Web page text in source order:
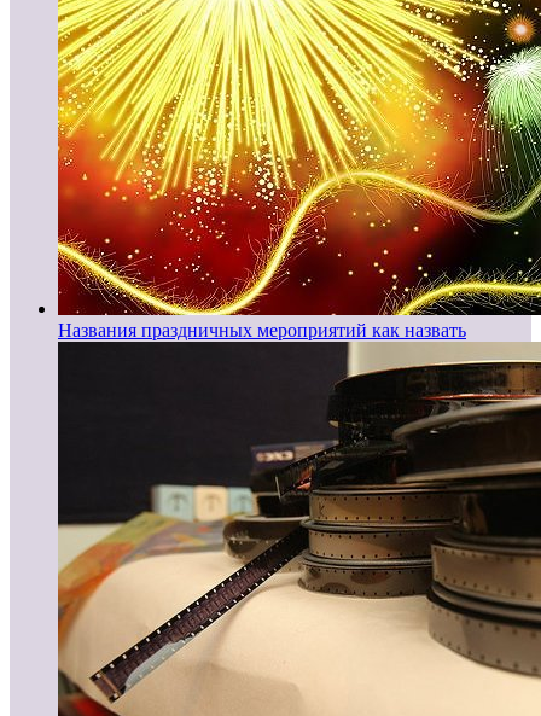
Названия праздничных мероприятий как назвать